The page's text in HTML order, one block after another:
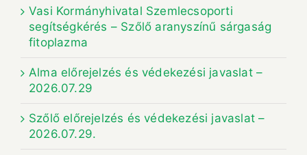
Vasi Kormányhivatal Szemlecsoporti
segítségkérés – Szőlő aranyszínű sárgaság
fitoplazma
Alma előrejelzés és védekezési javaslat –
2026.07.29
Szőlő előrejelzés és védekezési javaslat –
2026.07.29.